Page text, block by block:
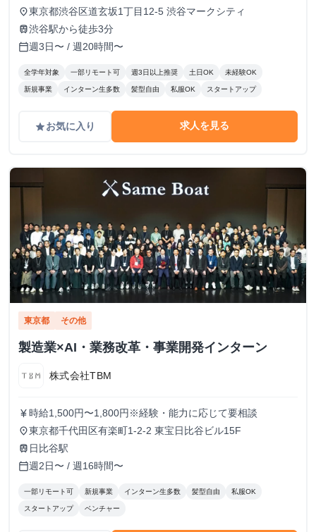
place東京都渋谷区道玄坂1丁目12-5 渋谷マークシティ
train渋谷駅から徒歩3分
calendar_today週3日〜 / 週20時間〜
全学年対象 一部リモート可 週3日以上推奨 土日OK 未経験OK
新規事業 インターン生多数 髪型自由 私服OK スタートアップ
gradeお気に入り 求人を見る
東京都 その他
製造業×AI・業務改革・事業開発インターン
株式会社TBM
currency_yen 時給1,500円〜1,800円※経験・能力に応じて要相談
place東京都千代田区有楽町1-2-2 東宝日比谷ビル15F
train 日比谷駅
calendar_today週2日〜 / 週16時間〜
一部リモート可 新規事業 インターン生多数 髪型自由 私服OK
スタートアップ ベンチャー